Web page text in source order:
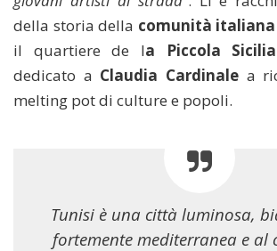
della storia della comunità italiana
il quartiere de la Piccola Sicilia
dedicato a Claudia Cardinale a
melting pot di culture e popoli.
Tunisi è una città luminosa,
fortemente mediterranea e al